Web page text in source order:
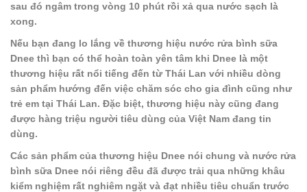
sau đó ngâm trong vòng 10 phút rồi xả qua nước sạch là
xong.
Nếu bạn đang lo lắng về thương hiệu nước rửa bình sữa
Dnee thì bạn có thể hoàn toàn yên tâm khi Dnee là một
thương hiệu rất nổi tiếng đến từ Thái Lan với nhiều dòng
sản phẩm hướng đến việc chăm sóc cho gia đình cũng như
trẻ em tại Thái Lan. Đặc biệt, thương hiệu này cũng đang
được hàng triệu người tiêu dùng của Việt Nam đang tin
dùng.
Các sản phẩm của thương hiệu Dnee nói chung và nước rửa
bình sữa Dnee nói riêng đều đã được trải qua những khâu
kiểm nghiệm rất nghiêm ngặt và đạt nhiều tiêu chuẩn trước